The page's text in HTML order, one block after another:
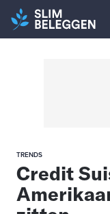
TRENDS
Credit